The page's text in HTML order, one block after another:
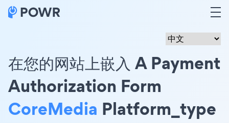
在您的网站上嵌入 A Payment
Authorization Form
CoreMedia Platform_type